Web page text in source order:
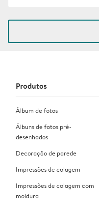
Produtos
Álbum de fotos
Álbuns de fotos pré-
desenhados
Decoração de parede
Impressões de colagem
Impressões de colagem com
moldura